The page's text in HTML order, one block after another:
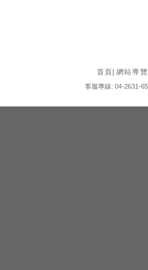
首頁 網站導覽
客服專線: 04-2631-